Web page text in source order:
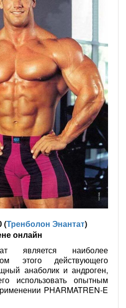
(Тренболон Энантат)
онлайн
является наиболее
этого действующего
анаболик и андроген,
использовать опытным
PHARMATREN-E